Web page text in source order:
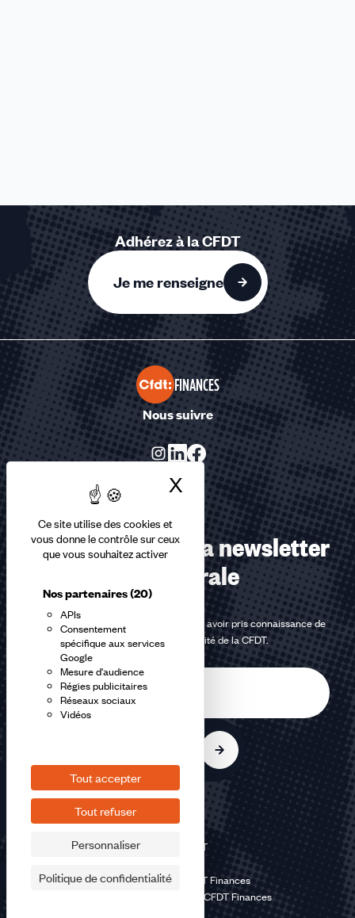
Ce site utilise des cookies et
vous donne le contrôle sur ceux
que vous souhaitez activer
Nos partenaires(20)
APIs
Consentement
spécifique aux services
Google
Mesure d'audience
Régies publicitaires
Réseaux sociaux
Vidéos
Tout accepter
Tout refuser
Personnaliser
Politique de confidentialité
X Masquer le
Adhérez à la CFDT
Je me renseigne
FINANCES
Nous suivre
Abonnez-vous à la newsletter
confédérale
En m'inscrivant à la newsletter, j'affirme avoir pris connaissance de
lapolitique de confidentialité de la CFDT.
©2026 CFDT
Mentions légales CFDT Finances
Politique de confidentialité CFDT Finances